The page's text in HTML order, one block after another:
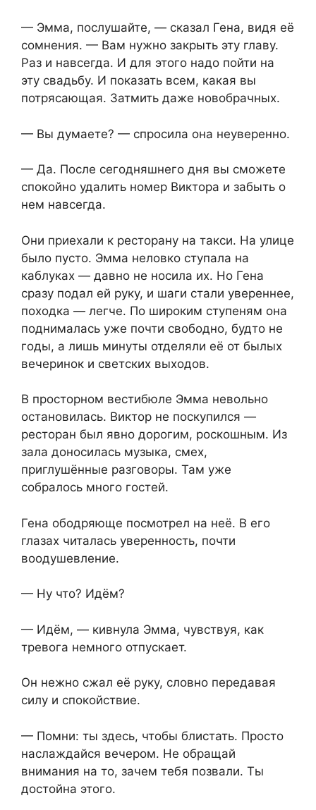
— Эмма, послушайте, — сказал Гена, видя её
сомнения. — Вам нужно закрыть эту главу.
Раз и навсегда. И для этого надо пойти на
эту свадьбу. И показать всем, какая вы
потрясающая. Затмить даже новобрачных.
— Вы думаете? — спросила она неуверенно.
— Да. После сегодняшнего дня вы сможете
спокойно удалить номер Виктора и забыть о
нем навсегда.
Они приехали к ресторану на такси. На улице
было пусто. Эмма неловко ступала на
каблуках — давно не носила их. Но Гена
сразу подал ей руку, и шаги стали увереннее,
походка — легче. По широким ступеням она
поднималась уже почти свободно, будто не
годы, а лишь минуты отделяли её от былых
вечеринок и светских выходов.
В просторном вестибюле Эмма невольно
остановилась. Виктор не поскупился —
ресторан был явно дорогим, роскошным. Из
зала доносилась музыка, смех,
приглушённые разговоры. Там уже
собралось много гостей.
Гена ободряюще посмотрел на неё. В его
глазах читалась уверенность, почти
воодушевление.
— Ну что? Идём?
— Идём, — кивнула Эмма, чувствуя, как
тревога немного отпускает.
Он нежно сжал её руку, словно передавая
силу и спокойствие.
— Помни: ты здесь, чтобы блистать. Просто
наслаждайся вечером. Не обращай
внимания на то, зачем тебя позвали. Ты
достойна этого.